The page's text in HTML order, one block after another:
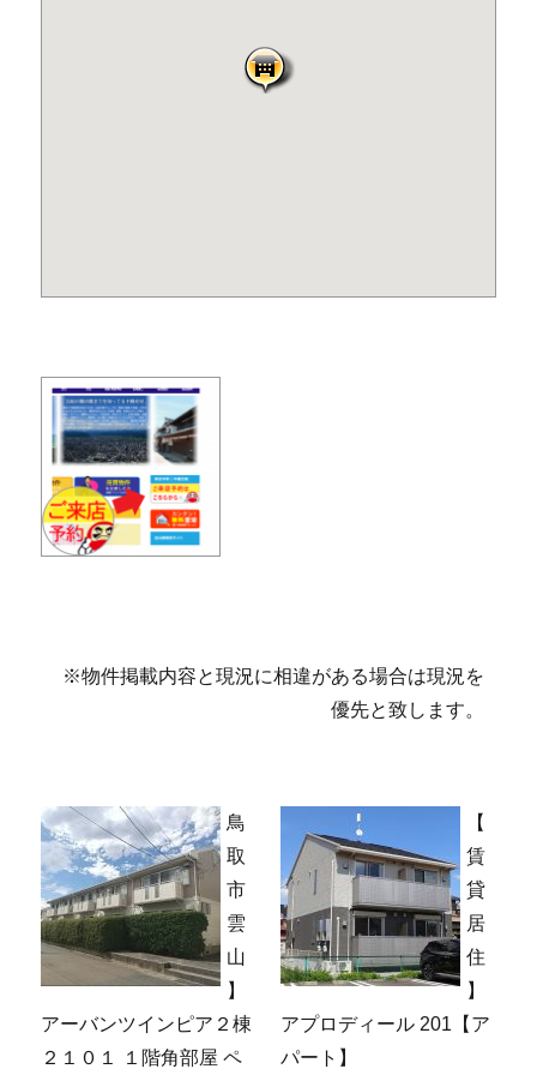
※物件掲載内容と現況に相違がある場合は現況を
優先と致します。
鳥
取
市
雲
山
】
アーバンツインピア２棟
２１０１ １階角部屋 ペ
【
賃
貸
居
住
】
アプロディール 201【ア
パート】